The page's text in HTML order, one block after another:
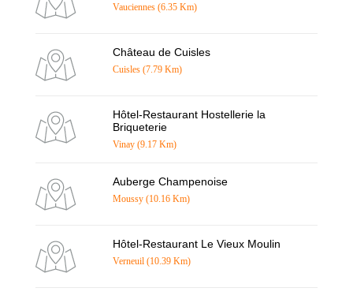
Vauciennes (6.35 Km)
Château de Cuisles
Cuisles (7.79 Km)
Hôtel-Restaurant Hostellerie la
Briqueterie
Vinay (9.17 Km)
Auberge Champenoise
Moussy (10.16 Km)
Hôtel-Restaurant Le Vieux Moulin
Verneuil (10.39 Km)